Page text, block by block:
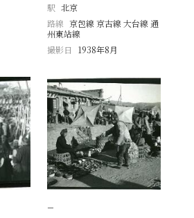
駅 北京
路線 京包線 京古線 大台線 通
州東站線
撮影日
1938年8月
−